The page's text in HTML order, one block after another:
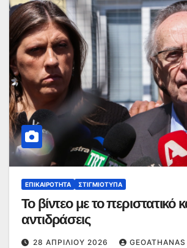
ΕΠΙΚΑΙΡΌΤΗΤΑ ΣΤΙΓΜΙΌΤΥΠΑ
Το βίντεο με το περιστατικό
αντιδράσεις
28 ΑΠΡΙΛΊΟΥ 2026 GEOATHANAS